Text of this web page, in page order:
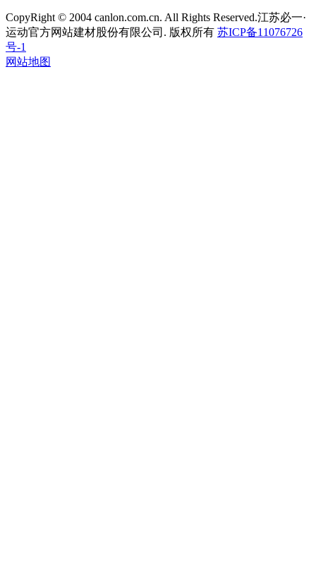
CopyRight © 2004 canlon.com.cn. All Rights Reserved.江苏必一·
运动官方网站建材股份有限公司. 版权所有 苏ICP备11076726
号-1
网站地图